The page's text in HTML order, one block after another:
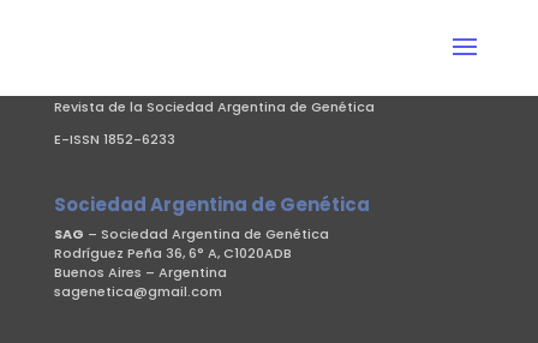
Revista de la Sociedad Argentina de Genética
E-ISSN 1852-6233
Sociedad Argentina de Genética
SAG – Sociedad Argentina de Genética
Rodríguez Peña 36, 6° A, C1020ADB
Buenos Aires – Argentina
sagenetica@gmail.com